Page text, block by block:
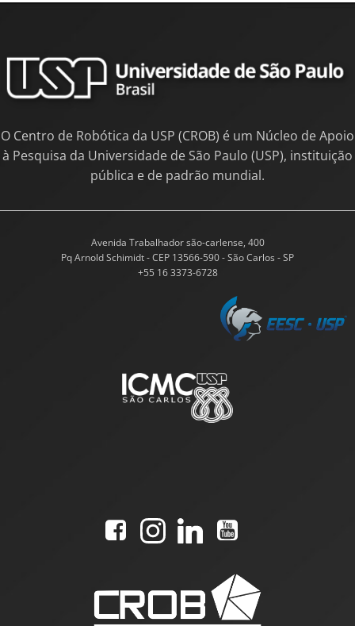
O Centro de Robótica da USP (CROB) é um Núcleo de Apoio
à Pesquisa da Universidade de São Paulo (USP), instituição
pública e de padrão mundial.
Avenida Trabalhador são-carlense, 400
Pq Arnold Schimidt - CEP 13566-590 - São Carlos - SP
+55 16 3373-6728